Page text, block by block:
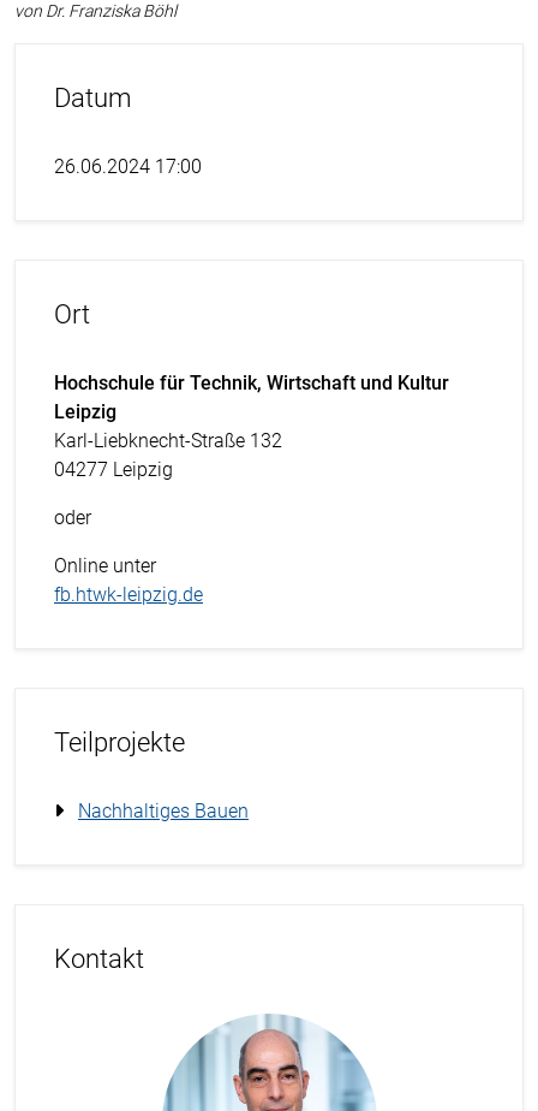
von Dr. Franziska Böhl
Datum
26.06.2024 17:00
Ort
Hochschule für Technik, Wirtschaft und Kultur
Leipzig
Karl-Liebknecht-Straße 132
04277 Leipzig
oder
Online unter
fb.htwk-leipzig.de
Teilprojekte
Nachhaltiges Bauen
Kontakt